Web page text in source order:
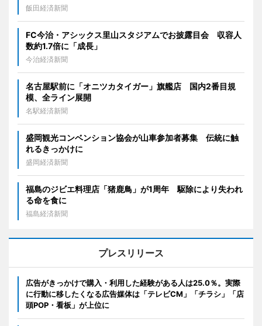
飯田経済新聞
FC今治・アシックス里山スタジアムでお披露目会 収容人
数約1.7倍に「成長」
今治経済新聞
名古屋駅前に「オニツカタイガー」旗艦店 国内2番目規
模、全ライン展開
名駅経済新聞
盛岡観光コンベンション協会が山車参加者募集 伝統に触
れるきっかけに
盛岡経済新聞
福島のジビエ料理店「猪鹿鳥」が1周年 駆除により失われ
る命を食に
福島経済新聞
プレスリリース
広告がきっかけで購入・利用した経験がある人は25.0％。実際
に行動に移したくなる広告媒体は「テレビCM」「チラシ」「店
頭POP・看板」が上位に